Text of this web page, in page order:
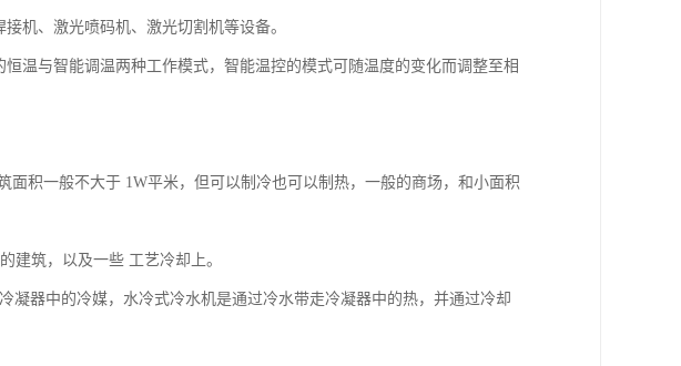
机、激光喷码机、激光切割机等设备。
温与智能调温两种工作模式，智能温控的模式可随温度的变化而调整至相
面积一般不大于 1W平米，但可以制冷也可以制热，一般的商场，和小面积
建筑，以及一些 工艺冷却上。
凝器中的冷媒，水冷式冷水机是通过冷水带走冷凝器中的热，并通过冷却